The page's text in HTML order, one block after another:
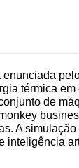
enunciada
térmica
de
A
inteligência